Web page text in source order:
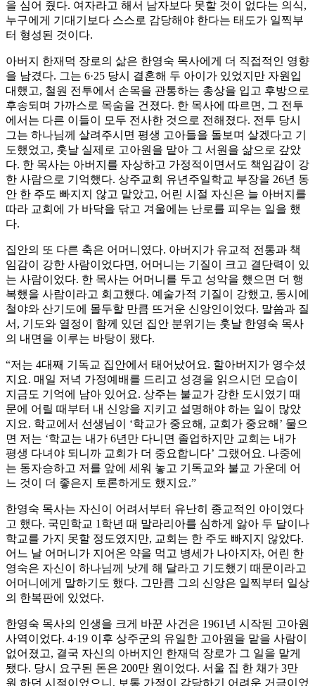
을 심어 줬다. 여자라고 해서 남자보다 못할 것이 없다는 의식,
누구에게 기대기보다 스스로 감당해야 한다는 태도가 일찍부
터 형성된 것이다.
아버지 한재덕 장로의 삶은 한영숙 목사에게 더 직접적인 영향
을 남겼다. 그는 6·25 당시 결혼해 두 아이가 있었지만 자원입
대했고, 철원 전투에서 손목을 관통하는 총상을 입고 후방으로
후송되며 가까스로 목숨을 건졌다. 한 목사에 따르면, 그 전투
에서는 다른 이들이 모두 전사한 것으로 전해졌다. 전투 당시
그는 하나님께 살려주시면 평생 고아들을 돌보며 살겠다고 기
도했었고, 훗날 실제로 고아원을 맡아 그 서원을 삶으로 갚았
다. 한 목사는 아버지를 자상하고 가정적이면서도 책임감이 강
한 사람으로 기억했다. 상주교회 유년주일학교 부장을 26년 동
안 한 주도 빠지지 않고 맡았고, 어린 시절 자신은 늘 아버지를
따라 교회에 가 바닥을 닦고 겨울에는 난로를 피우는 일을 했
다.
집안의 또 다른 축은 어머니였다. 아버지가 유교적 전통과 책
임감이 강한 사람이었다면, 어머니는 기질이 크고 결단력이 있
는 사람이었다. 한 목사는 어머니를 두고 성악을 했으면 더 행
복했을 사람이라고 회고했다. 예술가적 기질이 강했고, 동시에
철야와 산기도에 몰두할 만큼 뜨거운 신앙인이었다. 말씀과 질
서, 기도와 열정이 함께 있던 집안 분위기는 훗날 한영숙 목사
의 내면을 이루는 바탕이 됐다.
“저는 4대째 기독교 집안에서 태어났어요. 할아버지가 영수셨
지요. 매일 저녁 가정예배를 드리고 성경을 읽으시던 모습이
지금도 기억에 남아 있어요. 상주는 불교가 강한 도시였기 때
문에 어릴 때부터 내 신앙을 지키고 설명해야 하는 일이 많았
지요. 학교에서 선생님이 ‘학교가 중요해, 교회가 중요해’ 물으
면 저는 ‘학교는 내가 6년만 다니면 졸업하지만 교회는 내가
평생 다녀야 되니까 교회가 더 중요합니다’ 그랬어요. 나중에
는 동자승하고 저를 앞에 세워 놓고 기독교와 불교 가운데 어
느 것이 더 좋은지 토론하게도 했지요.”
한영숙 목사는 자신이 어려서부터 유난히 종교적인 아이였다
고 했다. 국민학교 1학년 때 말라리아를 심하게 앓아 두 달이나
학교를 가지 못할 정도였지만, 교회는 한 주도 빠지지 않았다.
어느 날 어머니가 지어온 약을 먹고 병세가 나아지자, 어린 한
영숙은 자신이 하나님께 낫게 해 달라고 기도했기 때문이라고
어머니에게 말하기도 했다. 그만큼 그의 신앙은 일찍부터 일상
의 한복판에 있었다.
한영숙 목사의 인생을 크게 바꾼 사건은 1961년 시작된 고아원
사역이었다. 4·19 이후 상주군의 유일한 고아원을 맡을 사람이
없어졌고, 결국 자신의 아버지인 한재덕 장로가 그 일을 맡게
됐다. 당시 요구된 돈은 200만 원이었다. 서울 집 한 채가 3만
원 하던 시절이었으니, 보통 가정이 감당하기 어려운 거금이었